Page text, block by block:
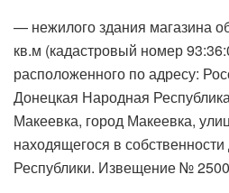
— нежилого здания магазина
кв.м (кадастровый номер
расположенного по адресу:
Донецкая Народная
Макеевка, город Макеевка,
находящегося в
Республики. Извещение №